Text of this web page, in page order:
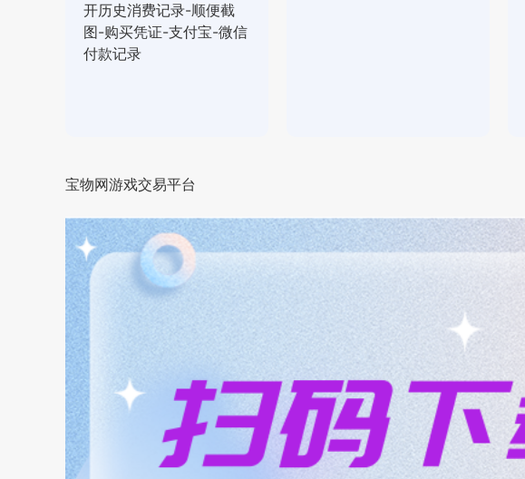
开历史消费记录-顺便截
图-购买凭证-支付宝-微信
付款记录
宝物网游戏交易平台